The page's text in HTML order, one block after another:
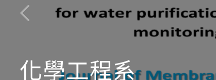
化學工程系